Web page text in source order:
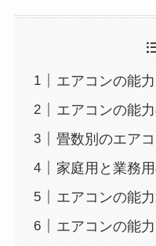
エアコンの能
エアコンの能
畳数別のエア
家庭用と業務
エアコンの能
エアコンの能